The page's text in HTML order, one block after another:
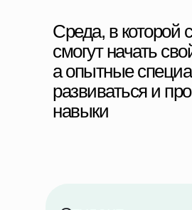
Среда, в которой
смогут начать
а опытные
развиваться и
навыки